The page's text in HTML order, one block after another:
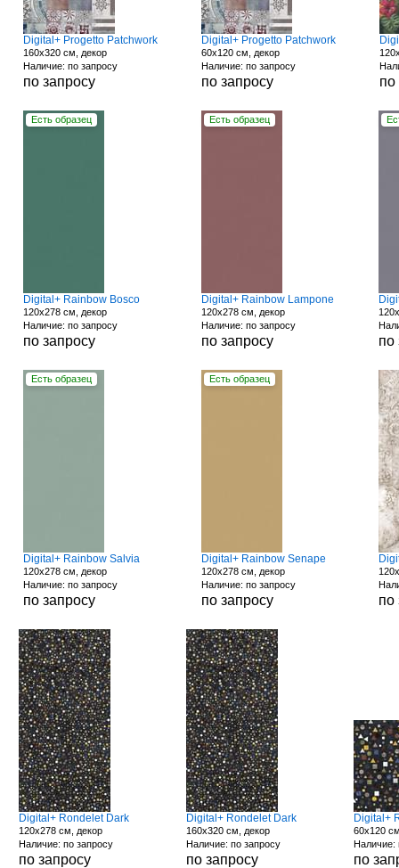
Digital+ Progetto Patchwork
160x320 см, декор
Наличие: по запросу
по запросу
Digital+ Progetto Patchwork
60x120 см, декор
Наличие: по запросу
по запросу по
Есть образец
Digital+ Rainbow Bosco
120x278 см, декор
Наличие: по запросу
по запросу
Есть образец
Digital+ Rainbow Lampone
120x278 см, декор
Наличие: по запросу
по запросу по
Есть образец
Digital+ Rainbow Salvia
120x278 см, декор
Наличие: по запросу
по запросу
Есть образец
Digital+ Rainbow Senape
120x278 см, декор
Наличие: по запросу
по запросу по
Digital+ Rondelet Dark
120x278 см, декор
Наличие: по запросу
по запросу
Digital+ Rondelet Dark
160x320 см, декор
Наличие: по запросу
по запросу
Digital+
60x120
Наличие:
по